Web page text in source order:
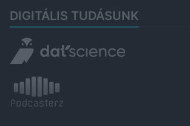
DIGITÁLIS TUDÁSUNK